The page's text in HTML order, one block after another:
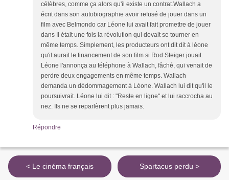
célèbres, comme ça alors qu'il existe un contrat.Wallach a
écrit dans son autobiographie avoir refusé de jouer dans un
film avec Belmondo car Léone lui avait fait promettre de jouer
dans Il était une fois la révolution qui devait se tourner en
même temps. Simplement, les producteurs ont dit dit à léone
qu'il aurait le financement de son film si Rod Steiger jouait.
Léone l'annonça au téléphone à Wallach, fâché, qui venait de
perdre deux engagements en même temps. Wallach
demanda un dédommagement à Léone. Wallach lui dit qu'il le
poursuivrait. Léone lui dit : "Reste en ligne" et lui raccrocha au
nez. Ils ne se reparlèrent plus jamais.
Répondre
< Le cinéma français Spartacus perdu >